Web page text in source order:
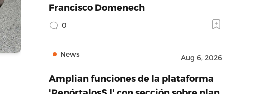
Francisco Domenech
0
News Aug 6, 2026
Amplian funciones de la plataforma